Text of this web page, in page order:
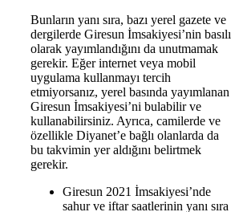
Bunların yanı sıra, bazı yerel gazete ve
dergilerde Giresun İmsakiyesi’nin basılı
olarak yayımlandığını da unutmamak
gerekir. Eğer internet veya mobil
uygulama kullanmayı tercih
etmiyorsanız, yerel basında yayımlanan
Giresun İmsakiyesi’ni bulabilir ve
kullanabilirsiniz. Ayrıca, camilerde ve
özellikle Diyanet’e bağlı olanlarda da
bu takvimin yer aldığını belirtmek
gerekir.
Giresun 2021 İmsakiyesi’nde
sahur ve iftar saatlerinin yanı sıra